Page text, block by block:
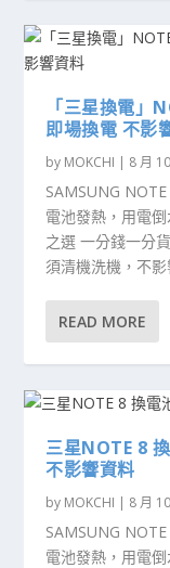
「三星換電」
即場換電 不影
by MOKCHI 8 月
SAMSUNG
電池發熱，用電
之選 一分錢一分
須清機洗機，不
READ MORE
三星NOTE 8
不影響資料
by MOKCHI 8 月
SAMSUNG
電池發熱，用電